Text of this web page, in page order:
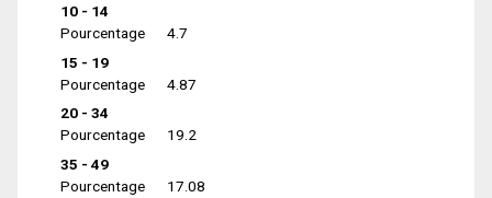
10 - 14
Pourcentage
4.7
15 - 19
Pourcentage
4.87
20 - 34
Pourcentage
19.2
35 - 49
Pourcentage
17.08